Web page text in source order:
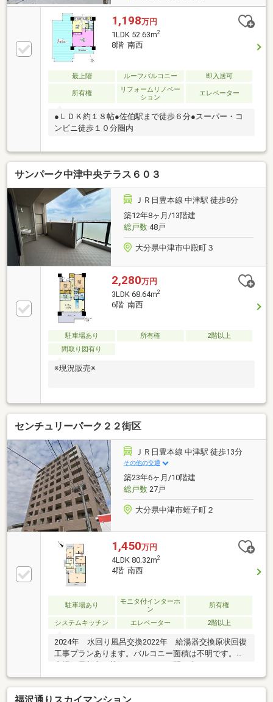
1,198万円
1LDK 52.63m2
8階 南西
最上階 ルーフバルコニー 即入居可
所有権
リフォームリノベー
ション
エレベーター
●ＬＤＫ約１８帖●佐伯駅まで徒歩６分●スーパー・コ
ンビニ徒歩１０分圏内
サンパーク中津中央テラス６０３
ＪＲ日豊本線 中津駅 徒歩8分
築12年8ヶ月/13階建
総戸数48戸
大分県中津市中殿町３
2,280万円
3LDK 68.64m2
6階 南西
駐車場あり 所有権
2階以上
間取り図有り
※現況販売※
センチュリーパーク２２街区
ＪＲ日豊本線 中津駅 徒歩13分
その他の交通
築23年6ヶ月/10階建
総戸数27戸
大分県中津市蛭子町２
1,450万円
4LDK 80.32m2
4階 南西
駐車場あり
モニタ付インターホ
ン
所有権
システムキッチン エレベーター 2階以上
2024年 水回り風呂交換2022年 給湯器交換原状回復
工事プランあります。バルコニー面積は不明です。駐
車場の最新空き状況についてはお問い合わせくださ
い。◆3年間の設備保証つき◆弊社から直接ご購入い
ただいたお客様には、指定設備の故障時に修理費用を
軽減する「あんしん保証」サービスをご用意しており
福沢通りスカイマンション